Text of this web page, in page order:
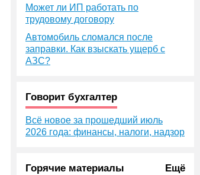
Может ли ИП работать по
трудовому договору
Автомобиль сломался после
заправки. Как взыскать ущерб с
АЗС?
Говорит бухгалтер
Всё новое за прошедший июль
2026 года: финансы, налоги, надзор
Горячие материалы Ещё